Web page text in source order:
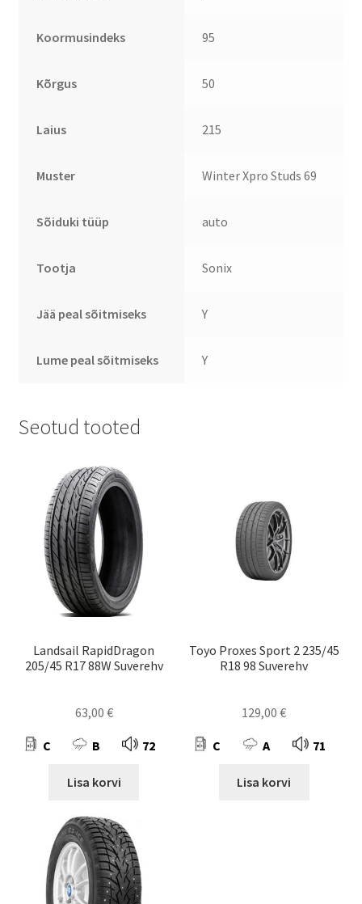
Koormusindeks 95
Kõrgus 50
Laius 215
Muster Winter Xpro Studs 69
Sõiduki tüüp auto
Tootja Sonix
Jää peal sõitmiseks Y
Lume peal sõitmiseks Y
Seotud tooted
Landsail RapidDragon
205/45 R17 88W Suverehv
63,00 €
C B 72
Lisa korvi
Toyo Proxes Sport 2 235/45
R18 98 Suverehv
129,00€
C A 71
Lisa korvi